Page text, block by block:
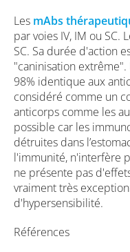
Les mAbs
par voies IV, IM ou SC.
SC. Sa durée d'action
"caninisation extrême".
98% identique aux
considéré comme un
anticorps comme les
possible car les
détruites dans
l'immunité, n'interfère
ne présente pas
vraiment très
d'hypersensibilité.
Références